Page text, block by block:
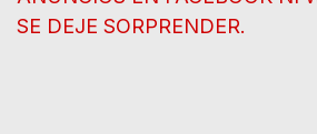
SE DEJE SORPRENDER.